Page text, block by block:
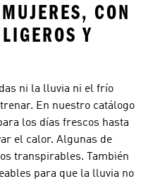
CON
Y
ni la lluvia ni el frío
En nuestro catálogo
los días frescos hasta
el calor. Algunas de
transpirables. También
para que la lluvia no